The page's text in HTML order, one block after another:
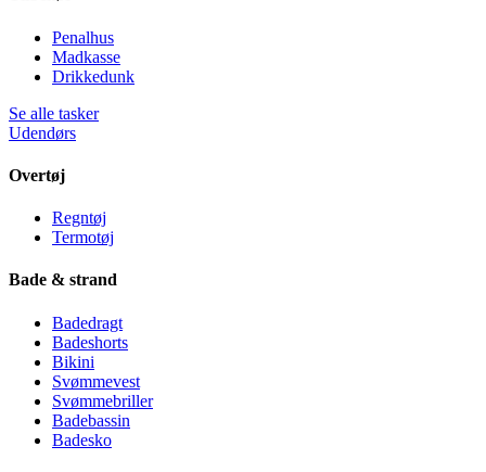
Penalhus
Madkasse
Drikkedunk
Se alle tasker
Udendørs
Overtøj
Regntøj
Termotøj
Bade & strand
Badedragt
Badeshorts
Bikini
Svømmevest
Svømmebriller
Badebassin
Badesko